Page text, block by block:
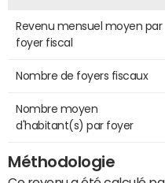
Revenu mensuel moyen par
foyer fiscal
Nombre de foyers fiscaux
Nombre moyen
d'habitant(s) par foyer
Méthodologie